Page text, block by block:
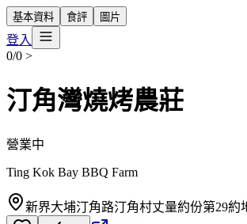
基本資料 食評 圖片
登入
0/0 >
汀角灣燒烤農莊
營業中
Ting Kok Bay BBQ Farm
新界大埔汀角路汀角村丈量約份第29約